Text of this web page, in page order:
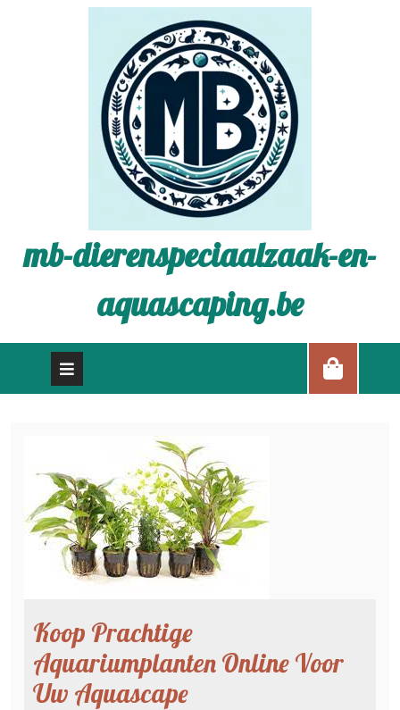
mb-dierenspeciaalzaak-en-
aquascaping.be
Koop Prachtige
Aquariumplanten Online Voor
Uw Aquascape